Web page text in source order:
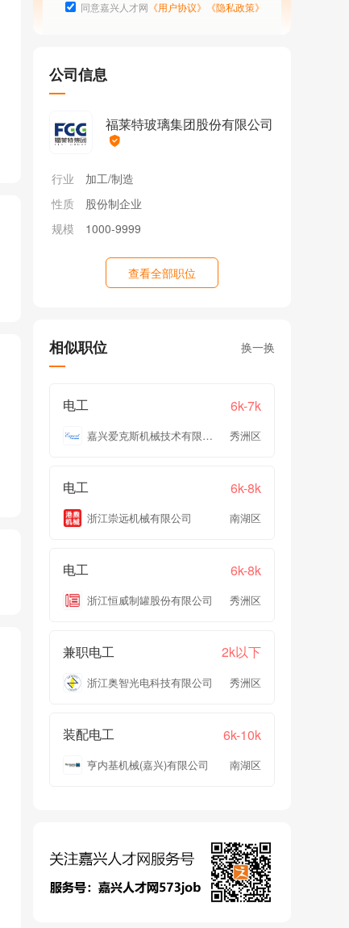
同意嘉兴人才网 《用户协议》 《隐私政策》
公司信息
福莱特玻璃集团股份有限公司
行业
加工/制造
性质
股份制企业
规模
1000-9999
查看全部职位
相似职位 换一换
电工 6k-7k
嘉兴爱克斯机械技术有限公司 秀洲区
电工 6k-8k
浙江崇远机械有限公司 南湖区
电工 6k-8k
浙江恒威制罐股份有限公司 秀洲区
兼职电工 2k以下
浙江奥智光电科技有限公司 秀洲区
装配电工 6k-10k
亨内基机械(嘉兴)有限公司 南湖区